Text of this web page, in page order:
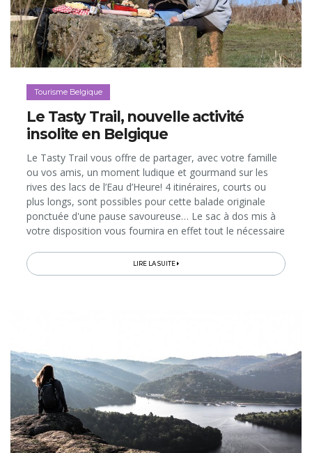
Tourisme Belgique
Le Tasty Trail, nouvelle activité
insolite en Belgique
Le Tasty Trail vous offre de partager, avec votre famille
ou vos amis, un moment ludique et gourmand sur les
rives des lacs de l’Eau d’Heure! 4 itinéraires, courts ou
plus longs, sont possibles pour cette balade originale
ponctuée d'une pause savoureuse… Le sac à dos mis à
votre disposition vous fournira en effet tout le nécessaire
bord...
LIRE LA SUITE